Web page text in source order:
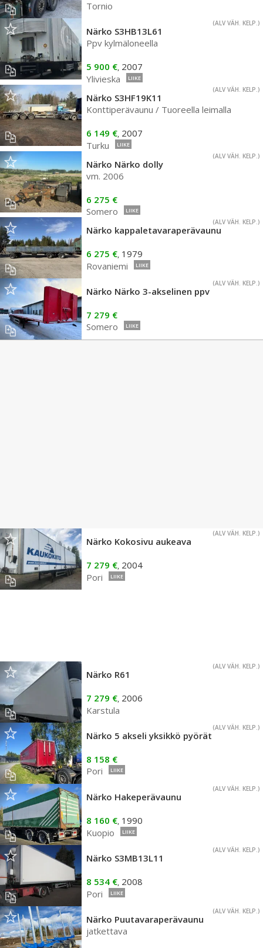
Tornio
(ALV VÄH. KELP.)
Närko S3HB13L61
Ppv kylmäloneella
5 900 €, 2007
Ylivieska
LIIKE
(ALV VÄH. KELP.)
Närko S3HF19K11
Konttiperävaunu / Tuoreella leimalla
6 149 €, 2007
Turku
LIIKE
(ALV VÄH. KELP.)
Närko Närko dolly
vm. 2006
6 275 €
Somero
LIIKE
(ALV VÄH. KELP.)
Närko kappaletavaraperävaunu
6 275 €, 1979
Rovaniemi
LIIKE
(ALV VÄH. KELP.)
Närko Närko 3-akselinen ppv
7 279 €
Somero
LIIKE
(ALV VÄH. KELP.)
Närko Kokosivu aukeava
7 279 €, 2004
Pori
LIIKE
(ALV VÄH. KELP.)
Närko R61
7 279 €, 2006
Karstula
(ALV VÄH. KELP.)
Närko 5 akseli yksikkö pyörät
8 158 €
Pori
LIIKE
(ALV VÄH. KELP.)
Närko Hakeperävaunu
8 160 €, 1990
Kuopio
LIIKE
(ALV VÄH. KELP.)
Närko S3MB13L11
8 534 €, 2008
Pori
LIIKE
(ALV VÄH. KELP.)
Närko Puutavaraperävaunu
jatkettava